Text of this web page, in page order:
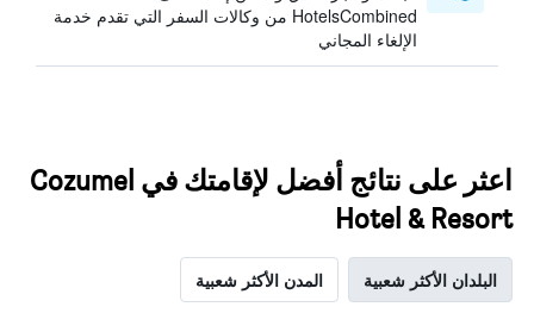
HotelsCombined من وكالات السفر التي تقدم خدمة
الإلغاء المجاني
اعثر على نتائج أفضل لإقامتك في Cozumel
Hotel & Resort
البلدان الأكثر شعبية المدن الأكثر شعبية